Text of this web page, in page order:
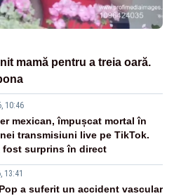
mamă pentru a treia oară.
10:46
mexican, împușcat mortal în
transmisiuni live pe TikTok.
fost surprins în direct
13:41
a suferit un accident vascular